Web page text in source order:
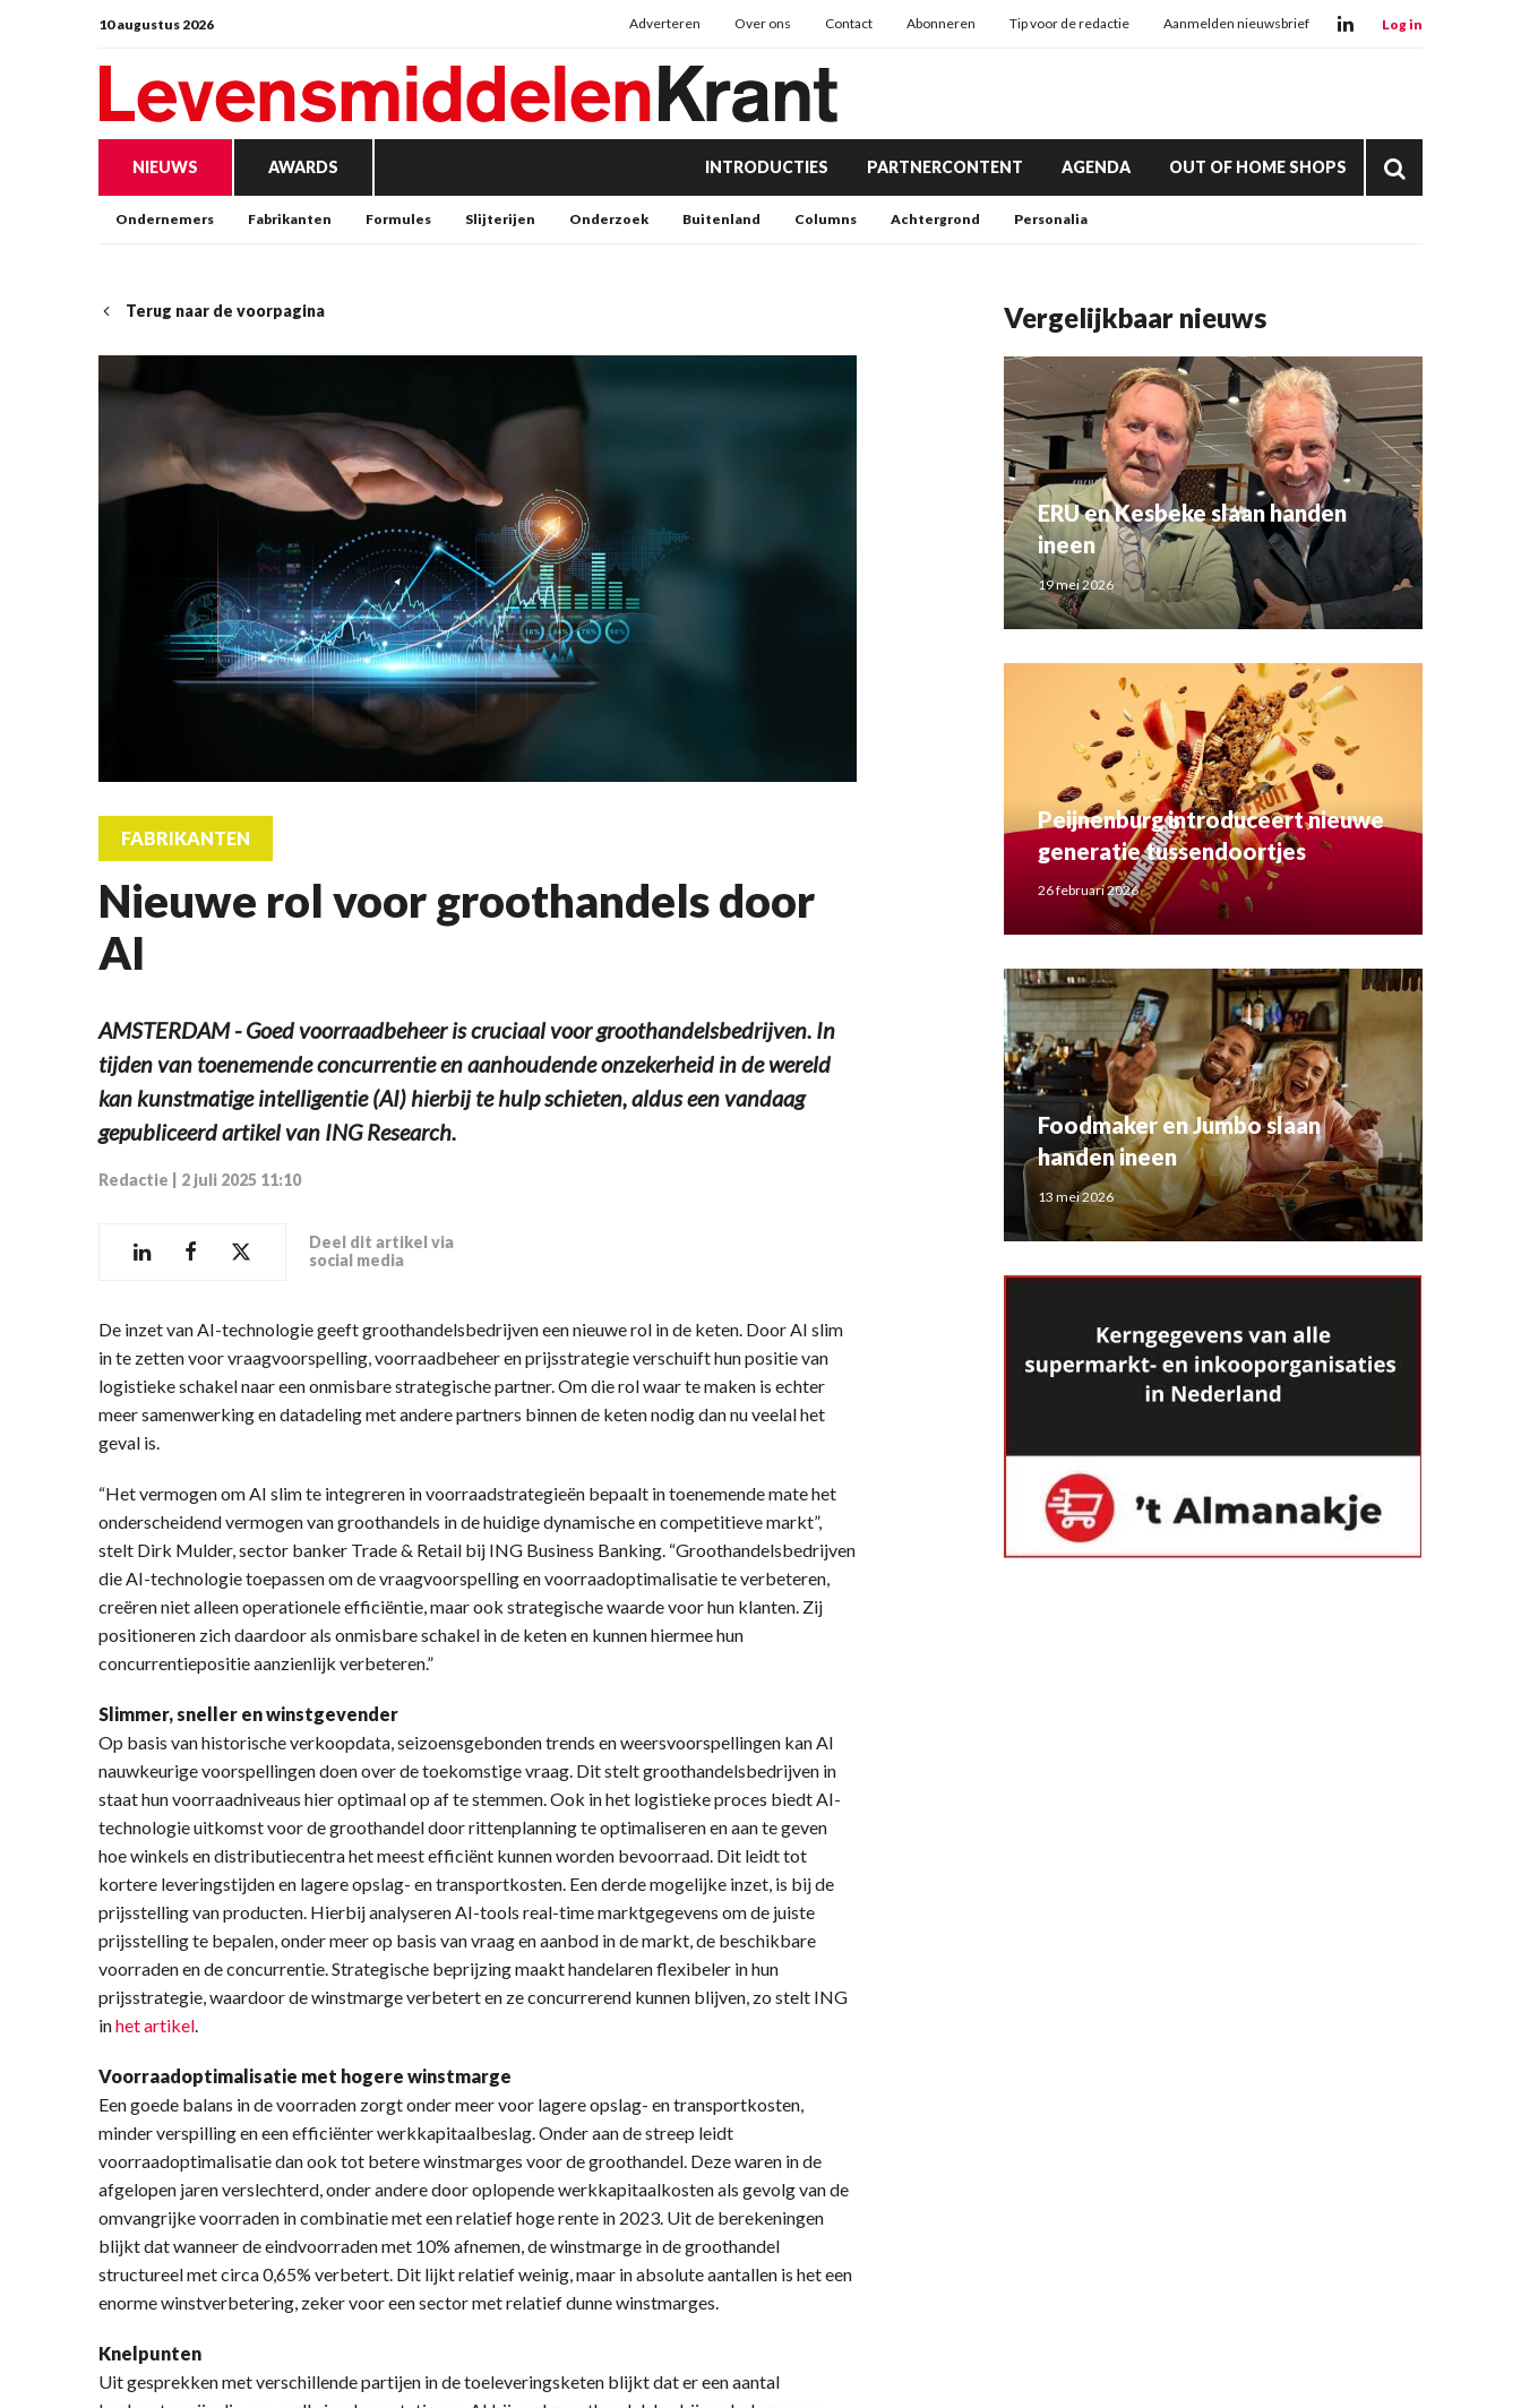
10 augustus 2026 Adverteren Over ons Contact Abonneren Tip voor de redactie Aanmelden nieuwsbrief Log in
NIEUWS AWARDS INTRODUCTIES PARTNERCONTENT AGENDA OUT OF HOME SHOPS
Ondernemers Fabrikanten Formules Slijterijen Onderzoek Buitenland Columns Achtergrond Personalia
Terug naar de voorpagina
FABRIKANTEN
Nieuwe rol voor groothandels door
AI
AMSTERDAM - Goed voorraadbeheer is cruciaal voor groothandelsbedrijven. In
tijden van toenemende concurrentie en aanhoudende onzekerheid in de wereld
kan kunstmatige intelligentie (AI) hierbij te hulp schieten, aldus een vandaag
gepubliceerd artikel van ING Research.
Redactie 2 juli 2025 11:10
Deel dit artikel via
social media
De inzet van AI-technologie geeft groothandelsbedrijven een nieuwe rol in de keten. Door AI slim
in te zetten voor vraagvoorspelling, voorraadbeheer en prijsstrategie verschuift hun positie van
logistieke schakel naar een onmisbare strategische partner. Om die rol waar te maken is echter
meer samenwerking en datadeling met andere partners binnen de keten nodig dan nu veelal het
geval is.
“Het vermogen om AI slim te integreren in voorraadstrategieën bepaalt in toenemende mate het
onderscheidend vermogen van groothandels in de huidige dynamische en competitieve markt”,
stelt Dirk Mulder, sector banker Trade & Retail bij ING Business Banking. “Groothandelsbedrijven
die AI-technologie toepassen om de vraagvoorspelling en voorraadoptimalisatie te verbeteren,
creëren niet alleen operationele efficiëntie, maar ook strategische waarde voor hun klanten. Zij
positioneren zich daardoor als onmisbare schakel in de keten en kunnen hiermee hun
concurrentiepositie aanzienlijk verbeteren.”
Slimmer, sneller en winstgevender
Op basis van historische verkoopdata, seizoensgebonden trends en weersvoorspellingen kan AI
nauwkeurige voorspellingen doen over de toekomstige vraag. Dit stelt groothandelsbedrijven in
staat hun voorraadniveaus hier optimaal op af te stemmen. Ook in het logistieke proces biedt AI-
technologie uitkomst voor de groothandel door rittenplanning te optimaliseren en aan te geven
hoe winkels en distributiecentra het meest efficiënt kunnen worden bevoorraad. Dit leidt tot
kortere leveringstijden en lagere opslag- en transportkosten. Een derde mogelijke inzet, is bij de
prijsstelling van producten. Hierbij analyseren AI-tools real-time marktgegevens om de juiste
prijsstelling te bepalen, onder meer op basis van vraag en aanbod in de markt, de beschikbare
voorraden en de concurrentie. Strategische beprijzing maakt handelaren flexibeler in hun
prijsstrategie, waardoor de winstmarge verbetert en ze concurrerend kunnen blijven, zo stelt ING
inhet artikel.
Voorraadoptimalisatie met hogere winstmarge
Een goede balans in de voorraden zorgt onder meer voor lagere opslag- en transportkosten,
minder verspilling en een efficiënter werkkapitaalbeslag. Onder aan de streep leidt
voorraadoptimalisatie dan ook tot betere winstmarges voor de groothandel. Deze waren in de
afgelopen jaren verslechterd, onder andere door oplopende werkkapitaalkosten als gevolg van de
omvangrijke voorraden in combinatie met een relatief hoge rente in 2023. Uit de berekeningen
blijkt dat wanneer de eindvoorraden met 10% afnemen, de winstmarge in de groothandel
structureel met circa 0,65% verbetert. Dit lijkt relatief weinig, maar in absolute aantallen is het een
enorme winstverbetering, zeker voor een sector met relatief dunne winstmarges.
Knelpunten
Uit gesprekken met verschillende partijen in de toeleveringsketen blijkt dat er een aantal
Vergelijkbaar nieuws
ERU en Kesbeke slaan handen
ineen
19 mei 2026
Peijnenburg introduceert nieuwe
generatie tussendoortjes
26 februari 2026
Foodmaker en Jumbo slaan
handen ineen
13 mei 2026